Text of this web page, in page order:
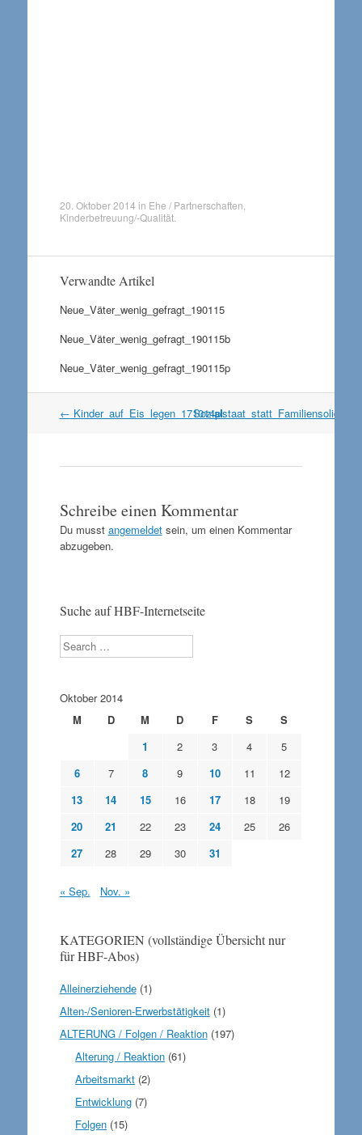
20. Oktober 2014 in Ehe / Partnerschaften
Kinderbetreuung/-Qualität.
Verwandte Artikel
Neue_Väter_wenig_gefragt_190115
Neue_Väter_wenig_gefragt_190115b
Neue_Väter_wenig_gefragt_190115p
Artikel
← Kinder_auf_Eis_legen_171014pl
Schreibe einen Kommentar
Du musst angemeldetsein, um einen Kommentar
abzugeben.
Suche auf HBF-Internetseite
Search
Oktober 2014
M
D M D F S
S
1
2 3 4
5
6
7 8 9 10 11
12
13
14 15 16 17 18
19
20
21 22 23 24 25
26
27
28 29 30 31
« Sep. Nov. »
KATEGORIEN (vollständige Übersicht nur
für HBF-Abos)
Alleinerziehende(1)
Alten-/Senioren-Erwerbstätigkeit(1)
ALTERUNG / Folgen / Reaktion(197)
Alterung / Reaktion (61)
Arbeitsmarkt (2)
Entwicklung (7)
Folgen (15)